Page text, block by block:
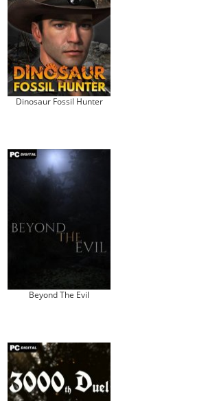
Dinosaur Fossil Hunter
Beyond The Evil